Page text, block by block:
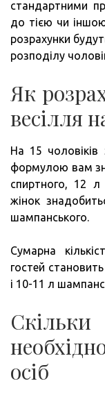
стандартними
до тією чи іншою
розрахунки
розподілу
Як
весілля
На 15
формулою вам
спиртного, 12
жінок
шампанського.
Сумарна
гостей
і 10-11 л
осіб